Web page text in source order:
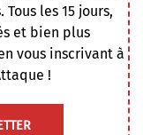
les 15 jours,
et bien plus
vous inscrivant à
!